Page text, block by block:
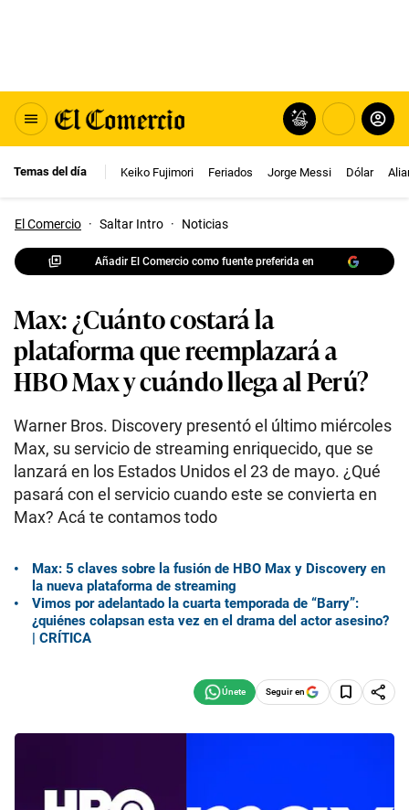
Temas del día Keiko Fujimori Feriados Jorge Messi Dólar
El Comercio · Saltar Intro · Noticias
Añadir El Comercio como fuente preferida en
Max: ¿Cuánto costará la
plataforma que reemplazará a
HBO Max y cuándo llega al Perú?
Warner Bros. Discovery presentó el último miércoles
Max, su servicio de streaming enriquecido, que se
lanzará en los Estados Unidos el 23 de mayo. ¿Qué
pasará con el servicio cuando este se convierta en
Max? Acá te contamos todo
Max: 5 claves sobre la fusión de HBO Max y Discovery en
la nueva plataforma de streaming
Vimos por adelantado la cuarta temporada de “Barry”:
¿quiénes colapsan esta vez en el drama del actor asesino?
| CRÍTICA
Seguir en